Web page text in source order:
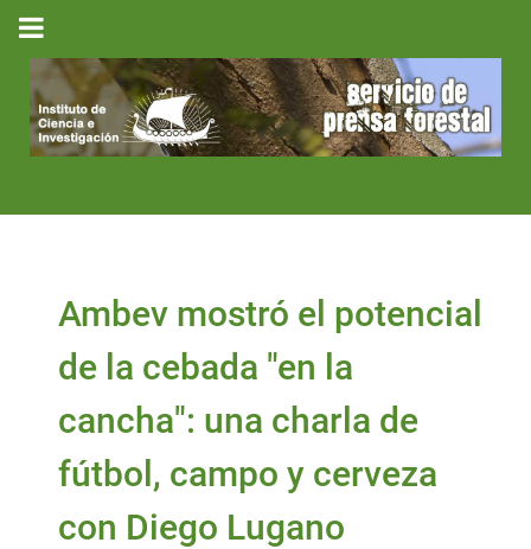
Ambev mostró el potencial
de la cebada "en la
cancha": una charla de
fútbol, campo y cerveza
con Diego Lugano